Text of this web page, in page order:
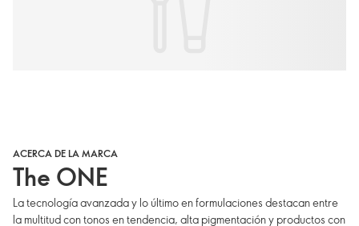
ACERCA DE LA MARCA
The ONE
La tecnología avanzada y lo último en formulaciones destacan entre
la multitud con tonos en tendencia, alta pigmentación y productos con